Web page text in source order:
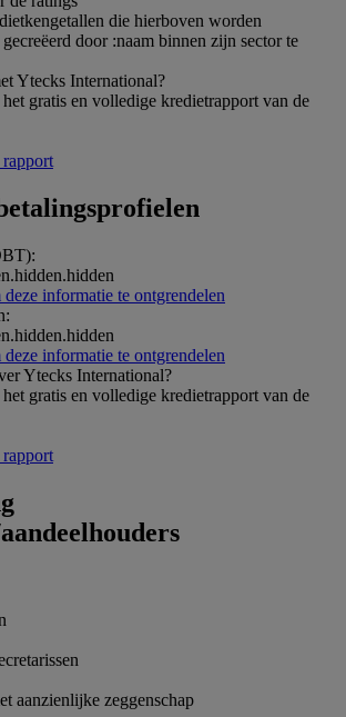
die hierboven worden
door :naam binnen zijn sector te
Ytecks International?
gratis en volledige kredietrapport van de
Ytecks International?
gratis en volledige kredietrapport van de
aanzienlijke zeggenschap